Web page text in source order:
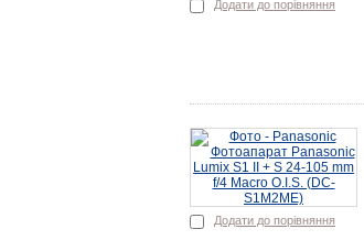
Додати до порівняння
Додати до порівняння